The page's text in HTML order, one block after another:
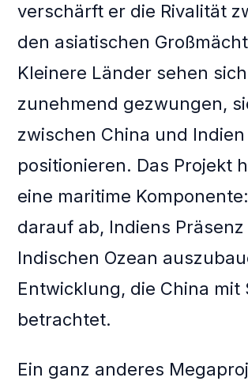
verschärft er die Rivalität
den asiatischen
Kleinere Länder sehen sich
zunehmend gezwungen,
zwischen China und Indien
positionieren. Das Projekt
eine maritime
darauf ab, Indiens Präsenz
Indischen Ozean
Entwicklung, die China mit
betrachtet.
Ein ganz anderes